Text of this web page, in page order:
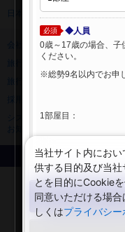
日本旅行 トップ>海外ホテル
会社情報
旅行業登録票・約款
システムメンテナンスの
Copyright ©
必須
◆人員
0歳～17歳の場合、子
ください。
※総勢9名以内でお申
1部屋目：
当社サイト内にお
供する目的及び当
とを目的にCookie
同意いただける場
しくはプライバシー